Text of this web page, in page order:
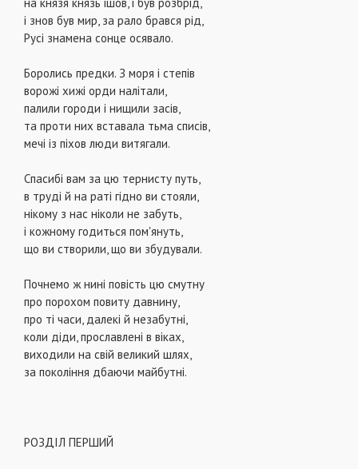
на князя князь iшов, i був розбрiд,
i знов був мир, за рало брався рiд,
Русi знамена сонце осявало.
Боролись предки. З моря i степiв
ворожi хижi орди налiтали,
палили городи i нищили засiв,
та проти них вставала тьма списiв,
мечi iз пiхов люди витягали.
Спасибi вам за цю тернисту путь,
в трудi й на ратi гiдно ви стояли,
нiкому з нас нiколи не забуть,
i кожному годиться пом'януть,
що ви створили, що ви збудували.
Почнемо ж нинi повiсть цю смутну
про порохом повиту давнину,
про тi часи, далекi й незабутнi,
коли дiди, прославленi в вiках,
виходили на свiй великий шлях,
за поколiння дбаючи майбутнi.
РОЗДIЛ ПЕРШИЙ